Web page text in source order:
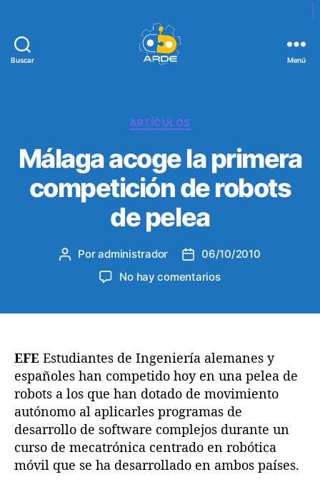
Buscar
d
e
A
R
D
E
Menú
C
t
e
g
o
r
s
ARTÍCULOS
Málaga acoge la primera
competición de robots
de pelea
A
r
l
a
e
n
t
r
d
Poradministrador
F
e
a
l
a
e
n
t
r
d
06/10/2010
No hay comentariose
a
a
c
o
g
e
EFE Estudiantes de Ingeniería alemanes y
españoles han competido hoy en una pelea de
robots a los que han dotado de movimiento
autónomo al aplicarles programas de
desarrollo de software complejos durante un
curso de mecatrónica centrado en robótica
móvil que se ha desarrollado en ambos países.